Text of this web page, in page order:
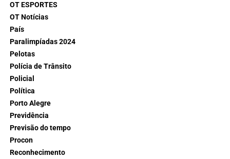
OT ESPORTES
OT Notícias
País
Paralimpíadas 2024
Pelotas
Polícia de Trânsito
Policial
Política
Porto Alegre
Previdência
Previsão do tempo
Procon
Reconhecimento